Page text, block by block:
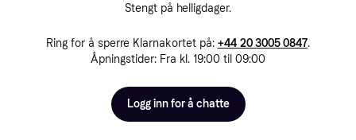
Stengt på helligdager.
Ring for å sperre Klarnakortet på: +44 20 3005 0847.
Åpningstider: Fra kl. 19:00 til 09:00
Logg inn for å chatte